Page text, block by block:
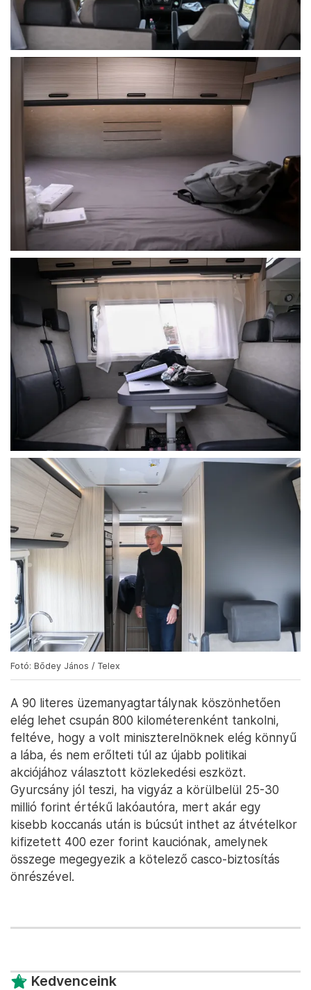
Fotó: Bődey János / Telex
A 90 literes üzemanyagtartálynak köszönhetően
elég lehet csupán 800 kilométerenként tankolni,
feltéve, hogy a volt miniszterelnöknek elég könnyű
a lába, és nem erőlteti túl az újabb politikai
akciójához választott közlekedési eszközt.
Gyurcsány jól teszi, ha vigyáz a körülbelül 25-30
millió forint értékű lakóautóra, mert akár egy
kisebb koccanás után is búcsút inthet az átvételkor
kifizetett 400 ezer forint kauciónak, amelynek
összege megegyezik a kötelező casco-biztosítás
önrészével.
Kedvenceink